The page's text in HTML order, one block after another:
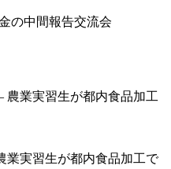
の中間報告交流会
業実習生が都内食品加工で